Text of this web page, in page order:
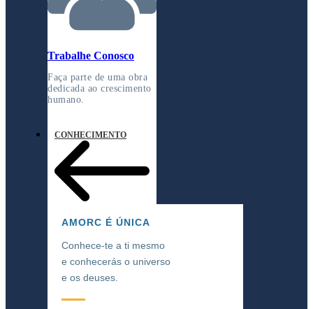
Trabalhe Conosco
Faça parte de uma obra
dedicada ao crescimento
humano.
CONHECIMENTO
AMORC É ÚNICA
Conhece-te a ti mesmo
e conhecerás o universo
e os deuses.